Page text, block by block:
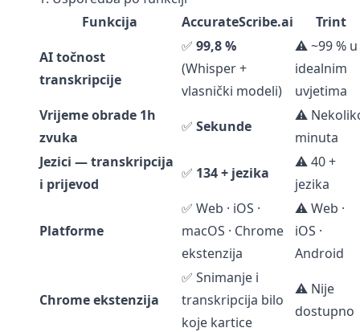
Funkcija
AccurateScribe.ai
Trint
AI točnost
transkripcije
✅ 99,8 %
(Whisper +
vlasnički modeli)
⚠️ ~99 % u
idealnim
uvjetima
Vrijeme obrade 1h
zvuka
✅ Sekunde
⚠️
minuta
Jezici — transkripcija
i prijevod
✅ 134 + jezika
⚠️ 40 +
jezika
Platforme
✅ Web · iOS ·
macOS · Chrome
ekstenzija
⚠️ Web ·
iOS ·
Android
Chrome ekstenzija
✅ Snimanje i
transkripcija bilo
koje kartice
⚠️ Nije
dostupno